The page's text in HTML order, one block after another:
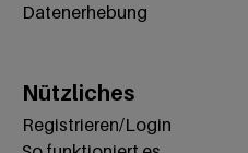
Datenerhebung
Nützliches
Registrieren/Login